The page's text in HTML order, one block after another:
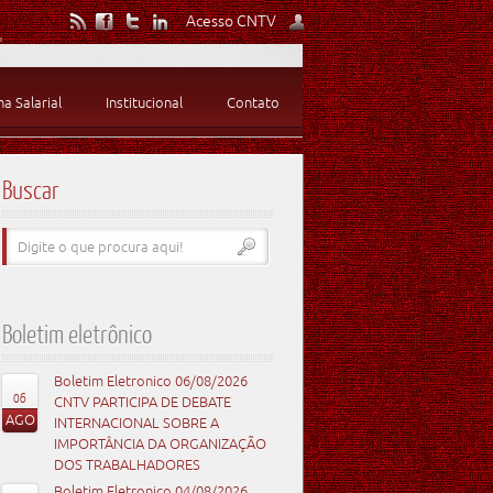
Acesso CNTV
Salarial Institucional Contato
Buscar
Boletim eletrônico
06
AGO
Boletim Eletronico 06/08/2026
CNTV PARTICIPA DE DEBATE
INTERNACIONAL SOBRE A
IMPORTÂNCIA DA ORGANIZAÇÃO
DOS TRABALHADORES